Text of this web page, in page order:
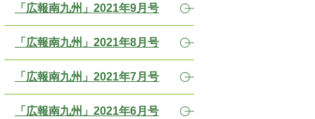
「広報南九州」2021年9月号
「広報南九州」2021年8月号
「広報南九州」2021年7月号
「広報南九州」2021年6月号